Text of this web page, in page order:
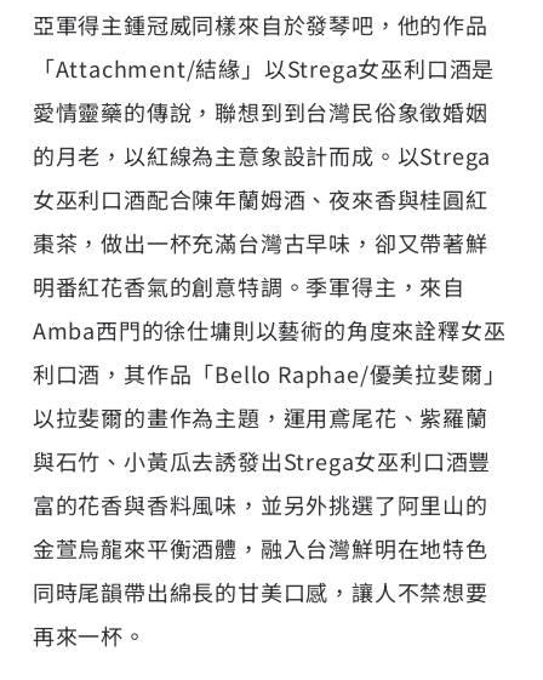
亞軍得主鍾冠威同樣來自於發琴吧，他的作品
「Attachment/結緣」以Strega女巫利口酒是
愛情靈藥的傳說，聯想到到台灣民俗象徵婚姻
的月老，以紅線為主意象設計而成。以Strega
女巫利口酒配合陳年蘭姆酒、夜來香與桂圓紅
棗茶，做出一杯充滿台灣古早味，卻又帶著鮮
明番紅花香氣的創意特調。季軍得主，來自
Amba西門的徐仕墉則以藝術的角度來詮釋女巫
利口酒，其作品「Bello Raphae/優美拉斐爾」
以拉斐爾的畫作為主題，運用鳶尾花、紫羅蘭
與石竹、小黃瓜去誘發出Strega女巫利口酒豐
富的花香與香料風味，並另外挑選了阿里山的
金萱烏龍來平衡酒體，融入台灣鮮明在地特色
同時尾韻帶出綿長的甘美口感，讓人不禁想要
再來一杯。